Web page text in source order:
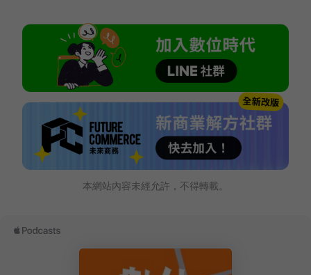
本網站內容未經允許，不得轉載。